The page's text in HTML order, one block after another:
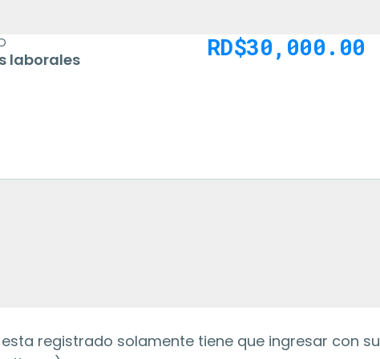
laborales RD$30,000.00
registrado solamente tiene que ingresar con su